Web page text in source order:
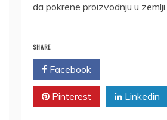
da pokrene proizvodnju u zemlji.
SHARE
Facebook
Pinterest Linkedin